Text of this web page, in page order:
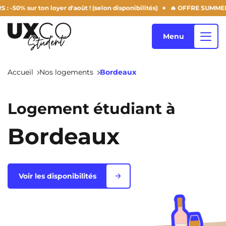
sur ton loyer d'août ! (selon disponibilités) 🔥 OFFRE SUMMER
Annemasse Archamps
Bezons NEW! Blois
Boulogne-Billancourt
Qui sommes-nous ?
Blog
Menu
Accueil Nos logements Bordeaux
Logement étudiant à
Bordeaux
Voir les disponibilités